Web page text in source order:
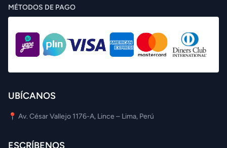
MÉTODOS DE PAGO
UBÍCANOS
📍 Av. César Vallejo 1176-A, Lince – Lima, Perú
ESCRÍBENOS